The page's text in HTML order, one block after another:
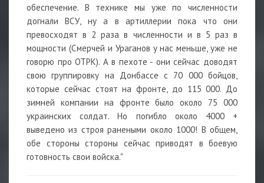
обеспечение. В технике мы уже по численности
догнали ВСУ, ну а в артиллерии пока что они
превосходят в 2 раза в численности и в 5 раз в
мощности (Смерчей и Ураганов у нас меньше, уже не
говорю про ОТРК). А в пехоте - они сейчас доводят
свою группировку на Донбассе с 70 000 бойцов,
которые сейчас стоят на фронте, до 115 000. До
зимней компании на фронте было около 75 000
украинских солдат. Но погибло около 4000 +
выведено из строя ранеными около 1000! В общем,
обе стороны стороны сейчас приводят в боевую
готовность свои войска."